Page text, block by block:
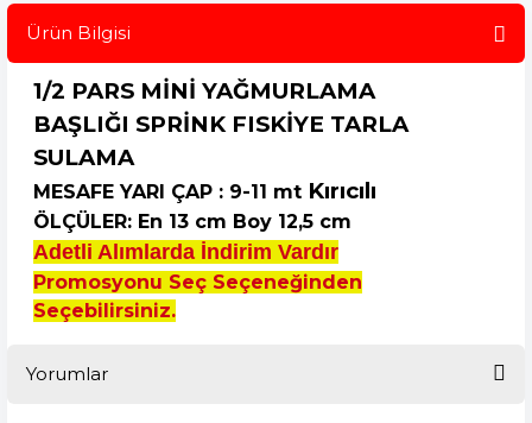
Ürün Bilgisi
1/2 PARS MİNİ YAĞMURLAMA
BAŞLIĞI SPRİNK FISKİYE TARLA
SULAMA
MESAFE YARI ÇAP : 9-11 mt Kırıcılı
ÖLÇÜLER: En 13 cm Boy 12,5 cm
Adetli Alımlarda İndirim Vardır
Promosyonu Seç Seçeneğinden
Seçebilirsiniz.
Yorumlar